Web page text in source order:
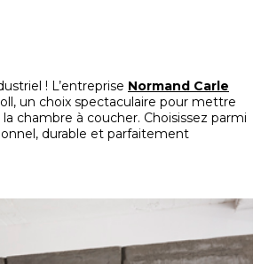
! L’entreprise Normand Carle
un choix spectaculaire pour mettre
chambre à coucher. Choisissez parmi
durable et parfaitement